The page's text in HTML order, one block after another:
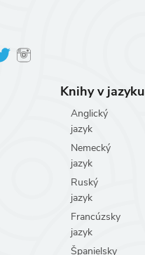
Knihy v jazyku
Anglický
jazyk
Nemecký
jazyk
Ruský
jazyk
Francúzsky
jazyk
Španielsky